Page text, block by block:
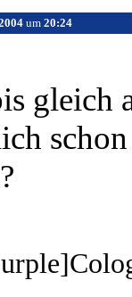
um 20:24
gleich